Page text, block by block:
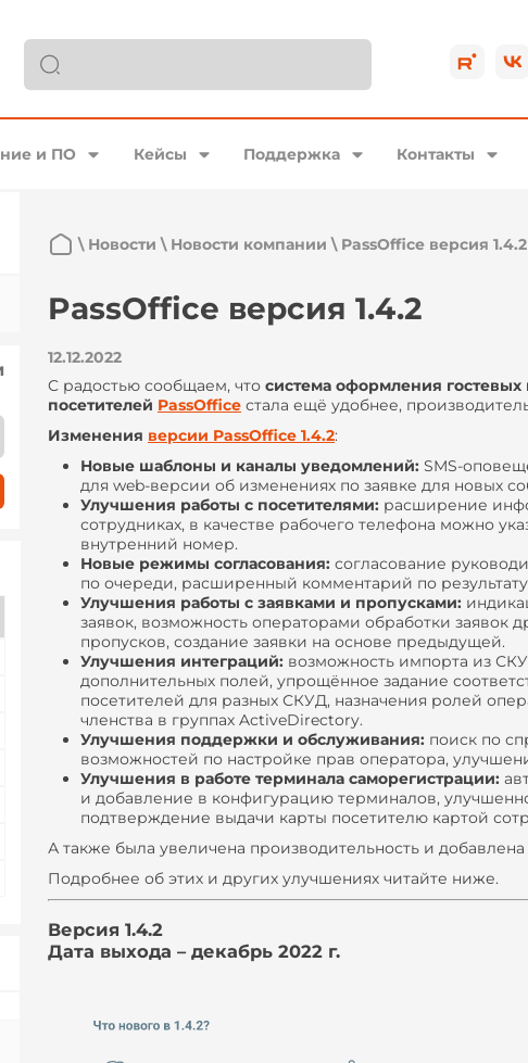
и ПО Кейсы Поддержка Контакты
\ Новости \ Новости компании \ PassOffice версия 1.4.2
PassOffice версия 1.4.2
12.12.2022
C радостью сообщаем, что система оформления гостевых
посетителей PassOffice стала ещё удобнее,
Изменения версии PassOffice 1.4.2:
Новые шаблоны и каналы уведомлений: SMS-
для web-версии об изменениях по заявке для новых
Улучшения работы с посетителями: расширение
сотрудниках, в качестве рабочего телефона можно
внутренний номер.
Новые режимы согласования: согласование
по очереди, расширенный комментарий по результату
Улучшения работы с заявками и пропусками:
заявок, возможность операторами обработки заявок
пропусков, создание заявки на основе предыдущей.
Улучшения интеграций: возможность импорта из
дополнительных полей, упрощённое задание
посетителей для разных СКУД, назначения ролей
членства в группах ActiveDirectory.
Улучшения поддержки и обслуживания: поиск по
возможностей по настройке прав оператора,
Улучшения в работе терминала саморегистрации:
и добавление в конфигурацию терминалов,
подтверждение выдачи карты посетителю картой
А также была увеличена производительность и добавлена
Подробнее об этих и других улучшениях читайте ниже.
Версия 1.4.2
Дата выхода – декабрь 2022 г.